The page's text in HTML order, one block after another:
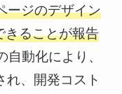
ージのデザイン
きることが報告
動化により、
れ、開発コスト